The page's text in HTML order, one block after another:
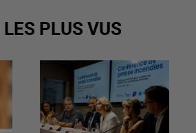
PLUS VUS